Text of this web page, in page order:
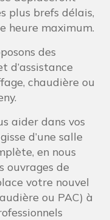
plus brefs délais,
heure maximum.
des
d’assistance
chaudière ou
aider dans vos
d’une salle
en nous
ouvrages de
votre nouvel
ou PAC) à